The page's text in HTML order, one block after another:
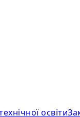
освіти